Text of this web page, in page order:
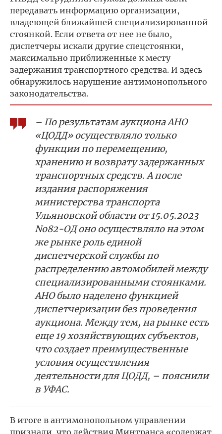
передавать информацию организации,
владеющей ближайшей специализированной
стоянкой. Если ответа от нее не было,
диспетчеры искали другие спецстоянки,
максимально приближенные к месту
задержания транспортного средства. И здесь
обнаружилось нарушение антимонопольного
законодательства.
– По результатам аукциона АНО
«ЦОДД» осуществляло только
функции по перемещению,
хранению и возврату задержанных
транспортных средств. А после
издания распоряжения
министерства транспорта
Ульяновской области от 15.05.2023
No82-ОД оно осуществляло на этом
же рынке роль единой
диспетчерской службы по
распределению автомобилей между
специализированными стоянками.
АНО было наделено функцией
диспетчеризации без проведения
аукциона. Между тем, на рынке есть
еще 19 хозяйствующих субъектов,
что создает преимущественные
условия осуществления
деятельности для ЦОДД, – пояснили
в УФАС.
В итоге в антимонопольном управлении
признали, что действия Минтранса «содержат